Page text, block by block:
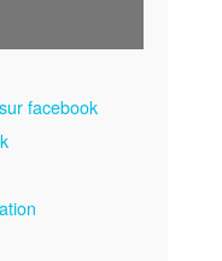
facebook